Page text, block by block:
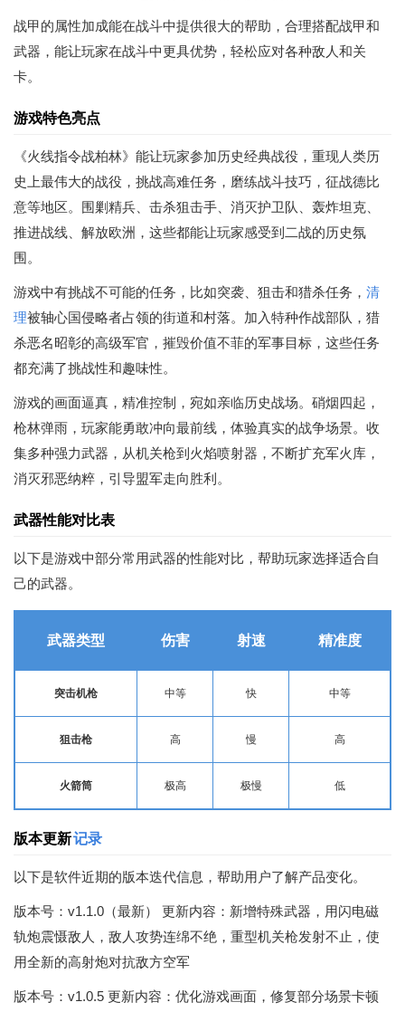
战甲的属性加成能在战斗中提供很大的帮助，合理搭配战甲和
武器，能让玩家在战斗中更具优势，轻松应对各种敌人和关
卡。
游戏特色亮点
《火线指令战柏林》能让玩家参加历史经典战役，重现人类历
史上最伟大的战役，挑战高难任务，磨练战斗技巧，征战德比
意等地区。围剿精兵、击杀狙击手、消灭护卫队、轰炸坦克、
推进战线、解放欧洲，这些都能让玩家感受到二战的历史氛
围。
游戏中有挑战不可能的任务，比如突袭、狙击和猎杀任务， 清
理被轴心国侵略者占领的街道和村落。加入特种作战部队，猎
杀恶名昭彰的高级军官，摧毁价值不菲的军事目标，这些任务
都充满了挑战性和趣味性。
游戏的画面逼真，精准控制，宛如亲临历史战场。硝烟四起，
枪林弹雨，玩家能勇敢冲向最前线，体验真实的战争场景。收
集多种强力武器，从机关枪到火焰喷射器，不断扩充军火库，
消灭邪恶纳粹，引导盟军走向胜利。
武器性能对比表
以下是游戏中部分常用武器的性能对比，帮助玩家选择适合自
己的武器。
武器类型 伤害 射速 精准度
突击机枪 中等 快 中等
狙击枪 高 慢 高
火箭筒 极高 极慢 低
版本更新记录
以下是软件近期的版本迭代信息，帮助用户了解产品变化。
版本号：v1.1.0（最新） 更新内容：新增特殊武器，用闪电磁
轨炮震慑敌人，敌人攻势连绵不绝，重型机关枪发射不止，使
用全新的高射炮对抗敌方空军
版本号：v1.0.5 更新内容：优化游戏画面，修复部分场景卡顿